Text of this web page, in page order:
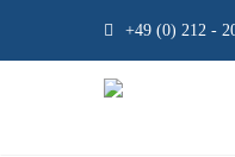
+49 (0) 212 -